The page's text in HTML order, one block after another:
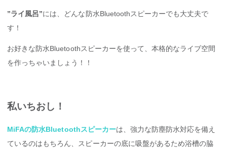
”ライ風呂”には、どんな防水Bluetoothスピーカーでも大丈夫で
す！
お好きな防水Bluetoothスピーカーを使って、本格的なライブ空間
を作っちゃいましょう！！
私いちおし！
MiFAの防水Bluetoothスピーカーは、強力な防塵防水対応を備え
ているのはもちろん、スピーカーの底に吸盤があるため浴槽の脇